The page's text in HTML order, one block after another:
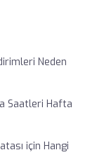
Neden
Saatleri Hafta
için Hangi